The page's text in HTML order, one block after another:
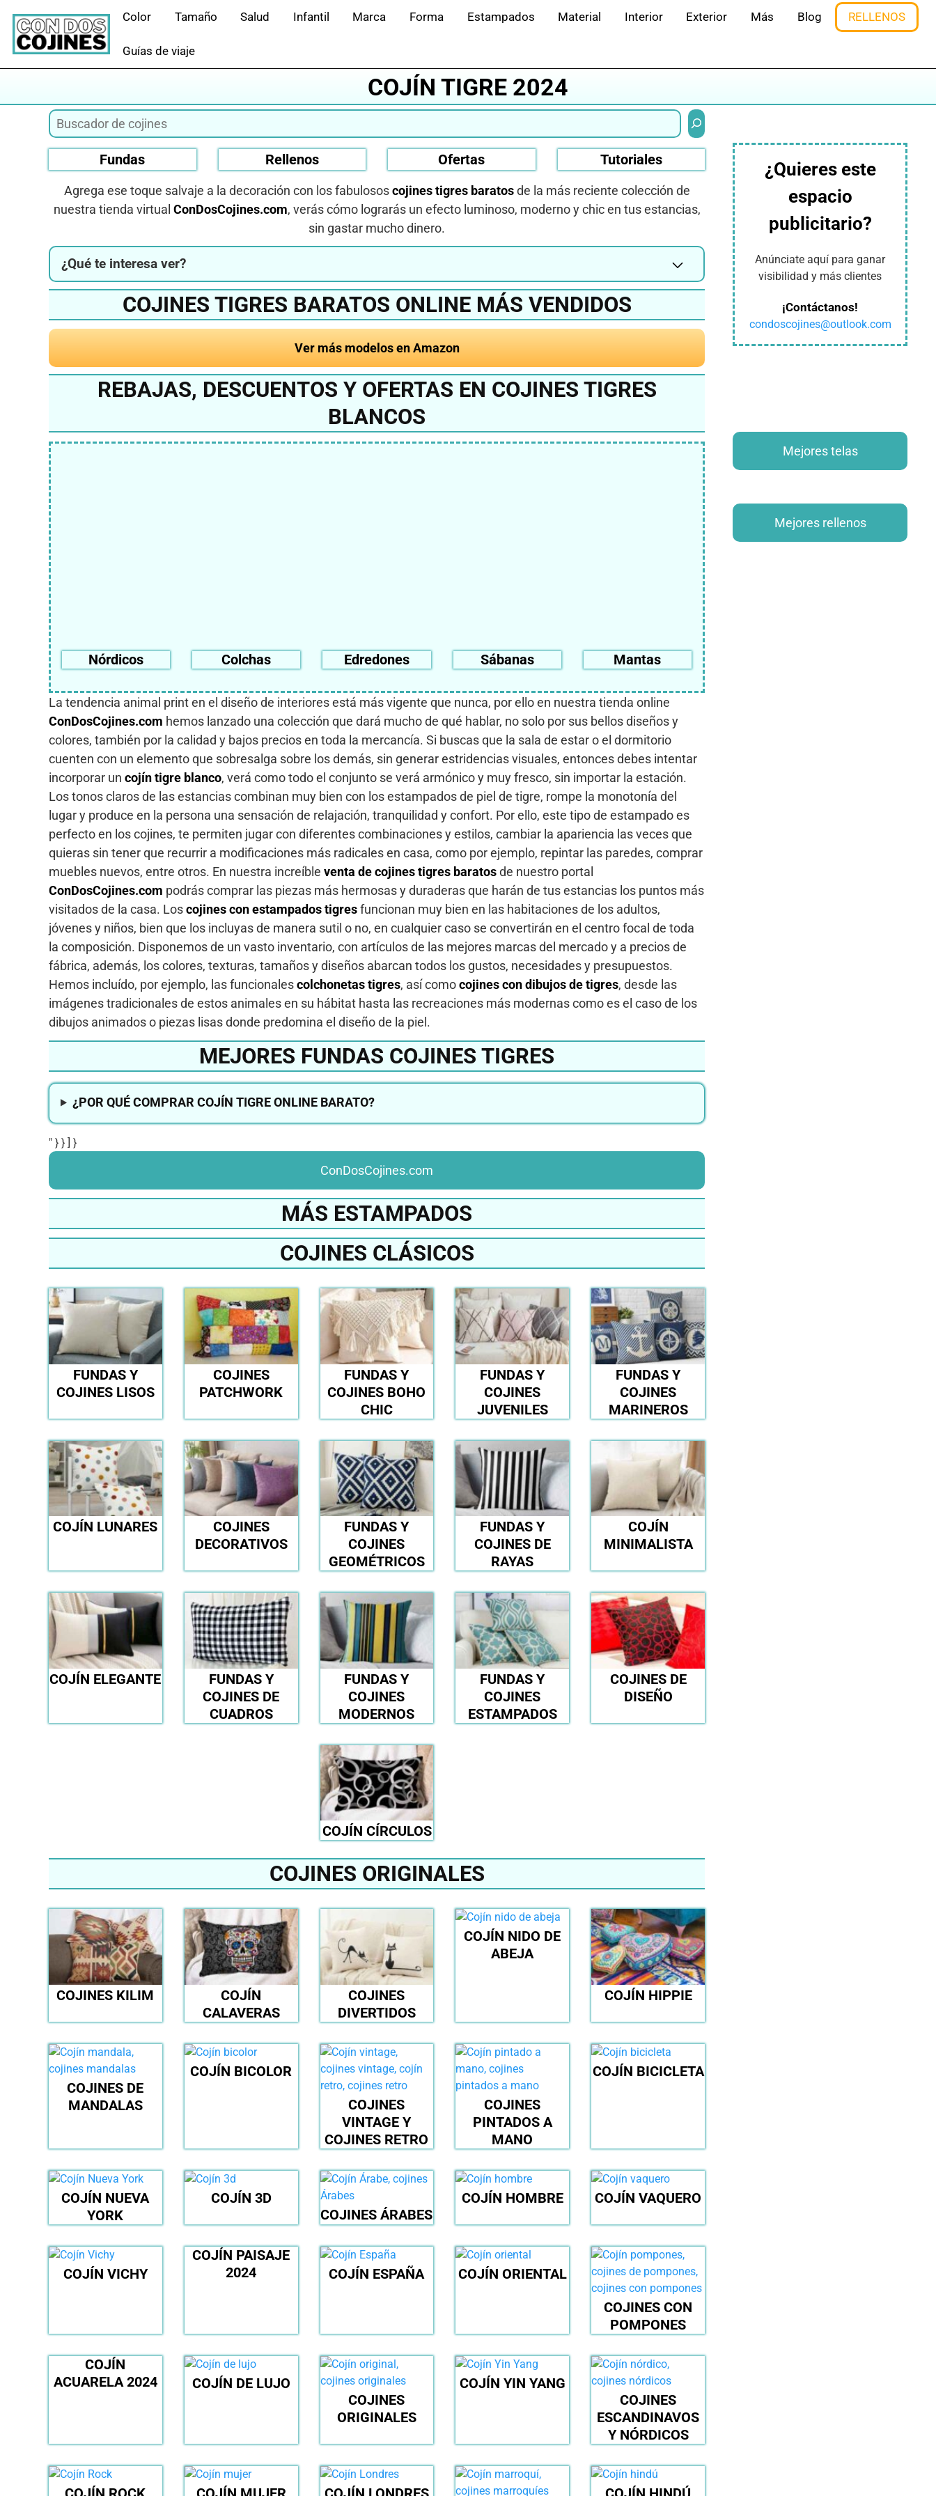
contenido
Color Tamaño Salud Infantil Marca Forma Estampados Material Interior Exterior Más Blog RELLENOS
Guías de viaje
COJÍN TIGRE 2024
Buscar
Fundas Rellenos Ofertas Tutoriales
Agrega ese toque salvaje a la decoración con los fabulososcojines tigres baratosde la más reciente colección de
nuestra tienda virtual ConDosCojines.com, verás cómo lograrás un efecto luminoso, moderno y chic en tus estancias,
sin gastar mucho dinero.
¿Qué te interesa ver?
COJINES TIGRES BARATOS ONLINE MÁS VENDIDOS
Ver más modelos en Amazon
REBAJAS, DESCUENTOS Y OFERTAS EN COJINES TIGRES
BLANCOS
Nórdicos Colchas Edredones Sábanas Mantas
La tendencia animal print en el diseño de interiores está más vigente que nunca, por ello en nuestra tienda online
ConDosCojines.com hemos lanzado una colección que dará mucho de qué hablar, no solo por sus bellos diseños y
colores, también por la calidad y bajos precios en toda la mercancía. Si buscas que la sala de estar o el dormitorio
cuenten con un elemento que sobresalga sobre los demás, sin generar estridencias visuales, entonces debes intentar
incorporar un cojín tigre blanco, verá como todo el conjunto se verá armónico y muy fresco, sin importar la estación.
Los tonos claros de las estancias combinan muy bien con los estampados de piel de tigre, rompe la monotonía del
lugar y produce en la persona una sensación de relajación, tranquilidad y confort. Por ello, este tipo de estampado es
perfecto en los cojines, te permiten jugar con diferentes combinaciones y estilos, cambiar la apariencia las veces que
quieras sin tener que recurrir a modificaciones más radicales en casa, como por ejemplo, repintar las paredes, comprar
muebles nuevos, entre otros. En nuestra increíble venta decojines tigres baratosde nuestro portal
ConDosCojines.com podrás comprar las piezas más hermosas y duraderas que harán de tus estancias los puntos más
visitados de la casa. Loscojines con estampados tigresfuncionan muy bien en las habitaciones de los adultos,
jóvenes y niños, bien que los incluyas de manera sutil o no, en cualquier caso se convertirán en el centro focal de toda
la composición. Disponemos de un vasto inventario, con artículos de las mejores marcas del mercado y a precios de
fábrica, además, los colores, texturas, tamaños y diseños abarcan todos los gustos, necesidades y presupuestos.
Hemos incluído, por ejemplo, las funcionalescolchonetas tigres, así comocojines con dibujos de tigres, desde las
imágenes tradicionales de estos animales en su hábitat hasta las recreaciones más modernas como es el caso de los
dibujos animados o piezas lisas donde predomina el diseño de la piel.
MEJORES FUNDAS COJINES TIGRES
¿POR QUÉ COMPRAR COJÍN TIGRE ONLINE BARATO?
" } } ] }
ConDosCojines.com
MÁS ESTAMPADOS
COJINES CLÁSICOS
FUNDAS Y
COJINES LISOS
COJINES
PATCHWORK
FUNDAS Y
COJINES BOHO
CHIC
FUNDAS Y
COJINES
JUVENILES
FUNDAS Y
COJINES
MARINEROS
COJÍN LUNARES
COJINES
DECORATIVOS
FUNDAS Y
COJINES
GEOMÉTRICOS
FUNDAS Y
COJINES DE
RAYAS
COJÍN
MINIMALISTA
COJÍN ELEGANTE
FUNDAS Y
COJINES DE
CUADROS
FUNDAS Y
COJINES
MODERNOS
FUNDAS Y
COJINES
ESTAMPADOS
COJINES DE
DISEÑO
COJÍN CÍRCULOS
COJINES ORIGINALES
COJINES KILIM
COJÍN
CALAVERAS
COJINES
DIVERTIDOS
COJÍN NIDO DE
ABEJA
COJÍN HIPPIE
COJINES DE
MANDALAS
COJÍN BICOLOR
COJINES
VINTAGE Y
COJINES RETRO
COJINES
PINTADOS A
MANO
COJÍN BICICLETA
COJÍN NUEVA
YORK
COJÍN 3D
COJINES ÁRABES
COJÍN HOMBRE COJÍN VAQUERO
COJÍN VICHY
COJÍN PAISAJE
2024
COJÍN ESPAÑA
COJÍN ORIENTAL
COJINES CON
POMPONES
COJÍN
ACUARELA 2024
COJÍN DE LUJO
COJINES
ORIGINALES
COJÍN YIN YANG
COJINES
ESCANDINAVOS
Y NÓRDICOS
¿Quieres este
espacio
publicitario?
Anúnciate aquí para ganar
visibilidad y más clientes
¡Contáctanos!
condoscojines@outlook.com
Mejores telas
Mejores rellenos